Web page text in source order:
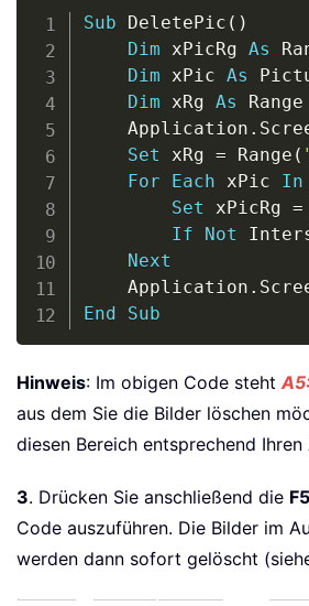
Sub DeletePic ( )
Dim xPicRg As
Dim xPic As
Dim xRg As Range
    Application
.
Set xRg = Range (
For
Each xPic In
Set xPicRg =
If
Not
Next
    Application
.
End
Sub
Hinweis: Im obigen Code steht
aus dem Sie die Bilder löschen
diesen Bereich entsprechend
3. Drücken Sie anschließend die F5
Code auszuführen. Die Bilder im
werden dann sofort gelöscht